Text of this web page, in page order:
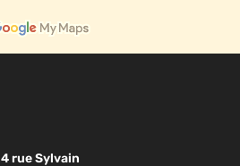
4 rue Sylvain